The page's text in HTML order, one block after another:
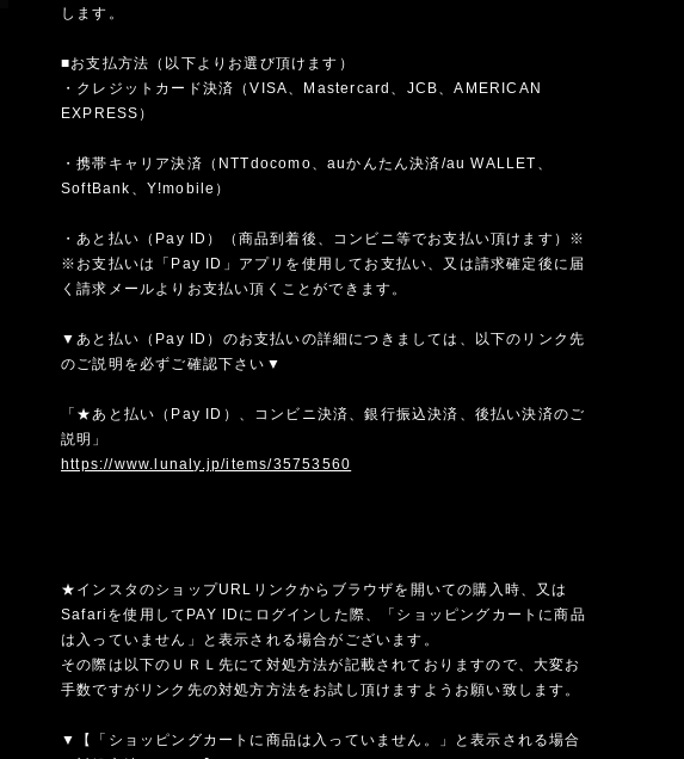
します。
■お支払方法（以下よりお選び頂けます）
・クレジットカード決済（VISA、Mastercard、JCB、AMERICAN
EXPRESS）
・携帯キャリア決済（NTTdocomo、auかんたん決済/au WALLET、
SoftBank、Y!mobile）
・あと払い（Pay ID）（商品到着後、コンビニ等でお支払い頂けます）※
※お支払いは「Pay ID」アプリを使用してお支払い、又は請求確定後に届
く請求メールよりお支払い頂くことができます。
▼あと払い（Pay ID）のお支払いの詳細につきましては、以下のリンク先
のご説明を必ずご確認下さい▼
「★あと払い（Pay ID）、コンビニ決済、銀行振込決済、後払い決済のご
説明」
https://www.lunaly.jp/items/35753560
★インスタのショップURLリンクからブラウザを開いての購入時、又は
Safariを使用してPAY IDにログインした際、「ショッピングカートに商品
は入っていません」と表示される場合がございます。
その際は以下のＵＲＬ先にて対処方法が記載されておりますので、大変お
手数ですがリンク先の対処方方法をお試し頂けますようお願い致します。
▼【「ショッピングカートに商品は入っていません。」と表示される場合